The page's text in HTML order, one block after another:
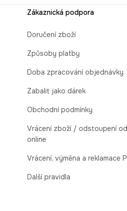
Zákaznická podpora
Doručení zboží
Způsoby platby
Doba zpracování objednávky
Zabalit jako dárek
Obchodní podmínky
Vrácení zboží / odstoupení
online
Vrácení, výměna a reklamace
Další pravidla